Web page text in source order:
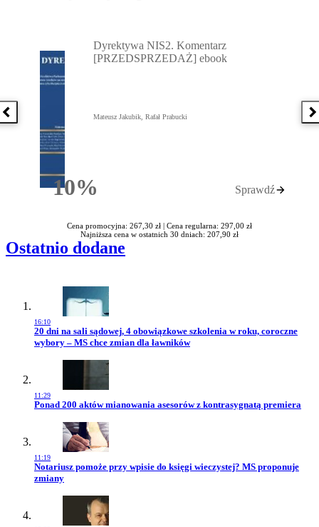
Poprzednia książka
10%Rabatu
Dyrektywa NIS2. Komentarz
[PRZEDSPRZEDAŻ] ebook
Mateusz Jakubik, Rafał Prabucki
Sprawdź
Cena promocyjna: 267,30 zł | Cena regularna: 297,00 zł
Najniższa cena w ostatnich 30 dniach: 207,90 zł
Ostatnio dodane
16:10
Przejdź do artykułu:
20 dni na sali sądowej, 4 obowiązkowe szkolenia w roku, coroczne
wybory – MS chce zmian dla ławników
11:29
Przejdź do artykułu:
Ponad 200 aktów mianowania asesorów z kontrasygnatą premiera
11:19
Przejdź do artykułu:
Notariusz pomoże przy wpisie do księgi wieczystej? MS proponuje
zmiany